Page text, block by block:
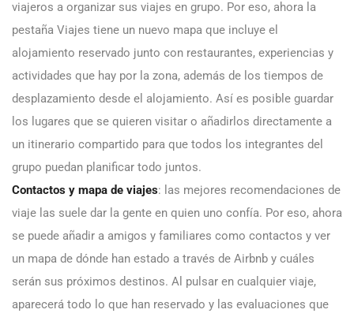
viajeros a organizar sus viajes en grupo. Por eso, ahora la
pestaña Viajes tiene un nuevo mapa que incluye el
alojamiento reservado junto con restaurantes, experiencias y
actividades que hay por la zona, además de los tiempos de
desplazamiento desde el alojamiento. Así es posible guardar
los lugares que se quieren visitar o añadirlos directamente a
un itinerario compartido para que todos los integrantes del
grupo puedan planificar todo juntos.
Contactos y mapa de viajes: las mejores recomendaciones de
viaje las suele dar la gente en quien uno confía. Por eso, ahora
se puede añadir a amigos y familiares como contactos y ver
un mapa de dónde han estado a través de Airbnb y cuáles
serán sus próximos destinos. Al pulsar en cualquier viaje,
aparecerá todo lo que han reservado y las evaluaciones que